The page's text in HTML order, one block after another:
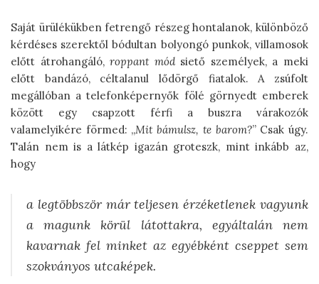
Saját ürülékükben fetrengő részeg hontalanok, különböző
kérdéses szerektől bódultan bolyongó punkok, villamosok
előtt átrohangáló,roppant módsiető személyek, a meki
előtt bandázó, céltalanul lődörgő fiatalok. A zsúfolt
megállóban a telefonképernyők fölé görnyedt emberek
között egy csapzott férfi a buszra várakozók
valamelyikére förmed: „Mit bámulsz, te barom?” Csak úgy.
Talán nem is a látkép igazán groteszk, mint inkább az,
hogy
a legtöbbször már teljesen érzéketlenek vagyunk
a magunk körül látottakra, egyáltalán nem
kavarnak fel minket az egyébként cseppet sem
szokványos utcaképek.